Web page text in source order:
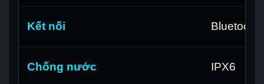
Kết nối Bluetooth
Chống nước IPX6